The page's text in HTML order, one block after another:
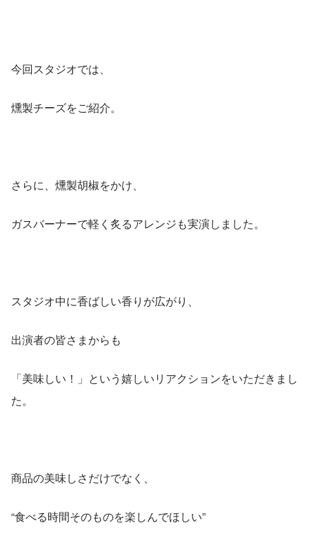
今回スタジオでは、
燻製チーズをご紹介。
さらに、燻製胡椒をかけ、
ガスバーナーで軽く炙るアレンジも実演しました。
スタジオ中に香ばしい香りが広がり、
出演者の皆さまからも
「美味しい！」という嬉しいリアクションをいただきまし
た。
商品の美味しさだけでなく、
“食べる時間そのものを楽しんでほしい”